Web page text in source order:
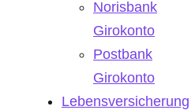
Norisbank
Girokonto
Postbank
Girokonto
Lebensversicherung